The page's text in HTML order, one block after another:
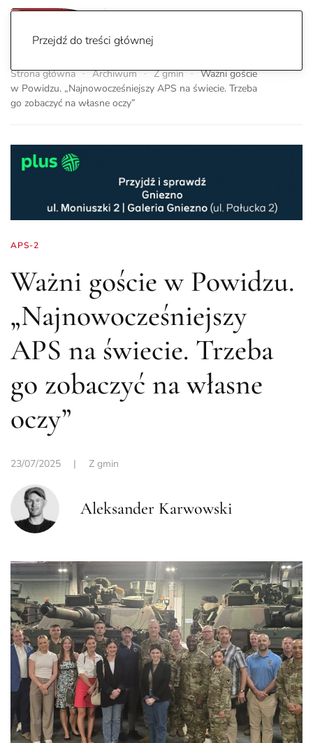
Przejdź do treści głównej
Strona główna Archiwum Z gmin
Ważni goście
w Powidzu. „Najnowocześniejszy APS na świecie. Trzeba
go zobaczyć na własne oczy”
APS-2
Ważni goście w Powidzu.
„Najnowocześniejszy
APS na świecie. Trzeba
go zobaczyć na własne
oczy”
23/07/2025 | Z gmin
Aleksander Karwowski